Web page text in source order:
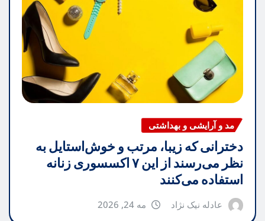
مد و آرایشی و بهداشتی
دخترانی که زیبا، مرتب و خوش‌استایل به
نظر می‌رسند از این ۷ اکسسوری زنانه
استفاده می‌کنند
عادله نیک نژاد مه 24, 2026